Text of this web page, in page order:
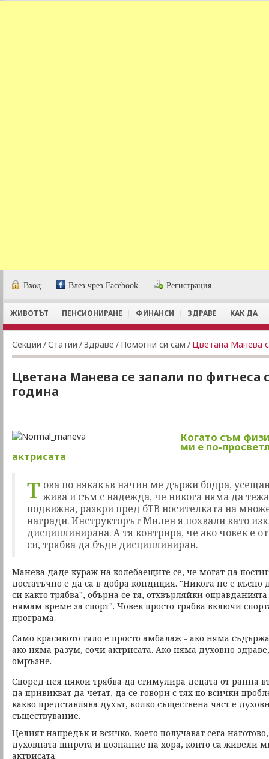
Вход Влез чрез Facebook Регистрация
ЖИВОТЪТ ПЕНСИОНИРАНЕ ФИНАНСИ ЗДРАВЕ КАК ДА
Секции /Статии / Здраве / Помогни си сам / Цветана Манева
Цветана Манева се запали по фитнеса
година
Когато съм
ми е по-
актрисата
Т ова по някакъв начин ме държи бодра,
жива и съм с надежда, че никога няма да
подвижна, разкри пред бТВ носителката на
награди. Инструкторът Милен я похвали като
дисциплинирана. А тя контрира, че ако човек е
си, трябва да бъде дисциплиниран.
Манева даде кураж на колебаещите се, че могат да
достатъчно е да са в добра кондиция. "Никога не е късно
си както трябва", обърна се тя, отхвърляйки
нямам време за спорт". Човек просто трябва включи
програма.
Само красивото тяло е просто амбалаж - ако няма
ако няма разум, сочи актрисата. Ако няма духовно
омръзне.
Според нея някой трябва да стимулира децата от ранна
да привикват да четат, да се говори с тях по всички
какво представлява духът, колко съществена част е
съществувание.
Целият напредък и всичко, което получават сега
духовната широта и познание на хора, които са живели
актрисата.